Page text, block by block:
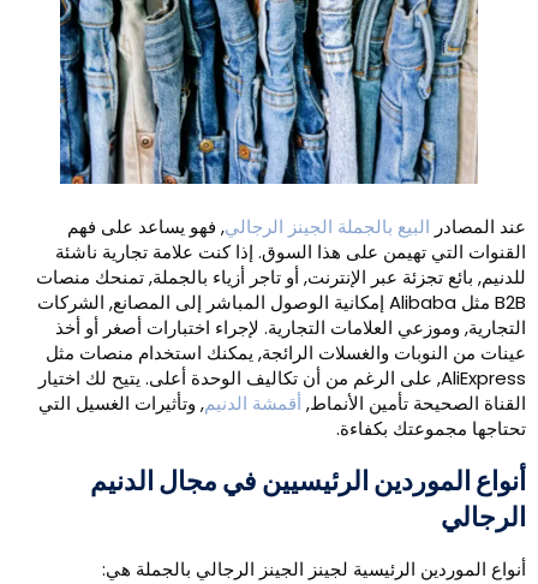
المصادرالبيع بالجملة الجينز الرجالي, فهو يساعد على فهم
التي تهيمن على هذا السوق. إذا كنت علامة تجارية ناشئة
بائع تجزئة عبر الإنترنت, أو تاجر أزياء بالجملة, تمنحك منصات
B2B مثل Alibaba إمكانية الوصول المباشر إلى المصانع, الشركات
وموزعي العلامات التجارية. لإجراء اختبارات أصغر أو أخذ
من النوبات والغسلات الرائجة, يمكنك استخدام منصات مثل
AliExpress, على الرغم من أن تكاليف الوحدة أعلى. يتيح لك اختيار
الصحيحة تأمين الأنماط,أقمشة الدنيم, وتأثيرات الغسيل التي
مجموعتك بكفاءة.
الموردين الرئيسيين في مجال الدنيم
الموردين الرئيسية لجينز الجينز الرجالي بالجملة هي: